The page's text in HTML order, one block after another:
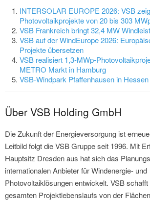
INTERSOLAR EUROPE 2026: VSB
Photovoltaikprojekte von 20 bis 303
VSB Frankreich bringt 32,4 MW
VSB auf der WindEurope 2026:
Projekte übersetzen
VSB realisiert 1,3-MWp-
METRO Markt in Hamburg
VSB-Windpark Pfaffenhausen in
Über VSB Holding GmbH
Die Zukunft der Energieversorgung ist
Leitbild folgt die VSB Gruppe seit 1996. Mit
Hauptsitz Dresden aus hat sich das
internationalen Anbieter für Windenergie- und
Photovoltaiklösungen entwickelt. VSB
gesamten Projektlebenslaufs von der